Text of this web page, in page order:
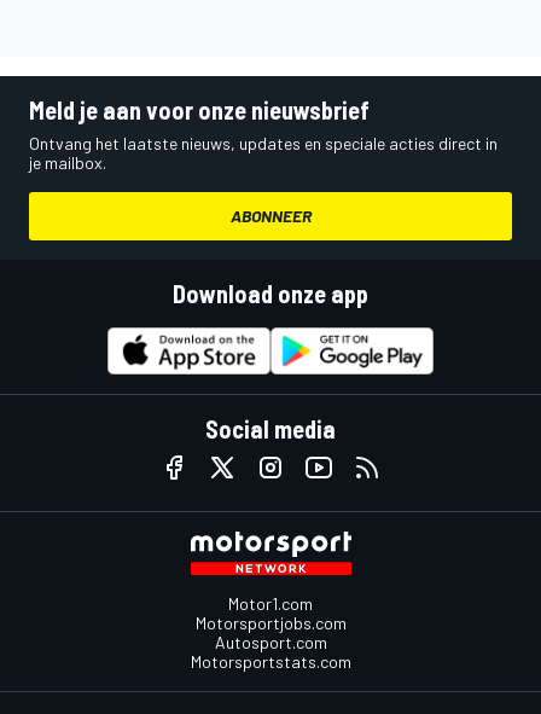
Meld je aan voor onze nieuwsbrief
Ontvang het laatste nieuws, updates en speciale acties direct in
je mailbox.
ABONNEER
Download onze app
Social media
Motor1.com
Motorsportjobs.com
Autosport.com
Motorsportstats.com